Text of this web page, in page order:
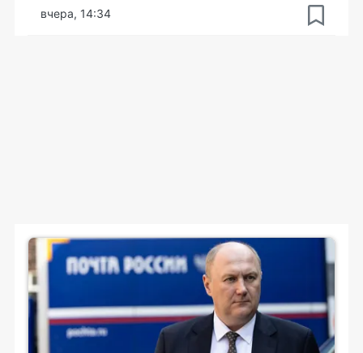
вчера, 14:34